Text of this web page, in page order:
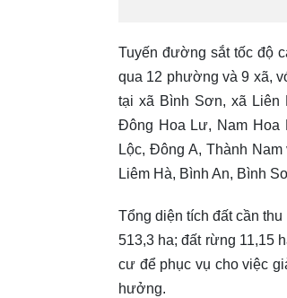
Tuyến đường sắt tốc độ
qua 12 phường và 9 xã,
tại xã Bình Sơn, xã Liên
Đông Hoa Lư, Nam Hoa
Lộc, Đông A, Thành
Liêm Hà, Bình An, Bình
Tổng diện tích đất cần
513,3 ha; đất rừng 11,15
cư để phục vụ cho việc
hưởng.